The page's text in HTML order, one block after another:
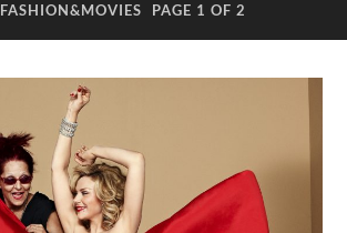
FASHION&MOVIES PAGE 1 OF 2